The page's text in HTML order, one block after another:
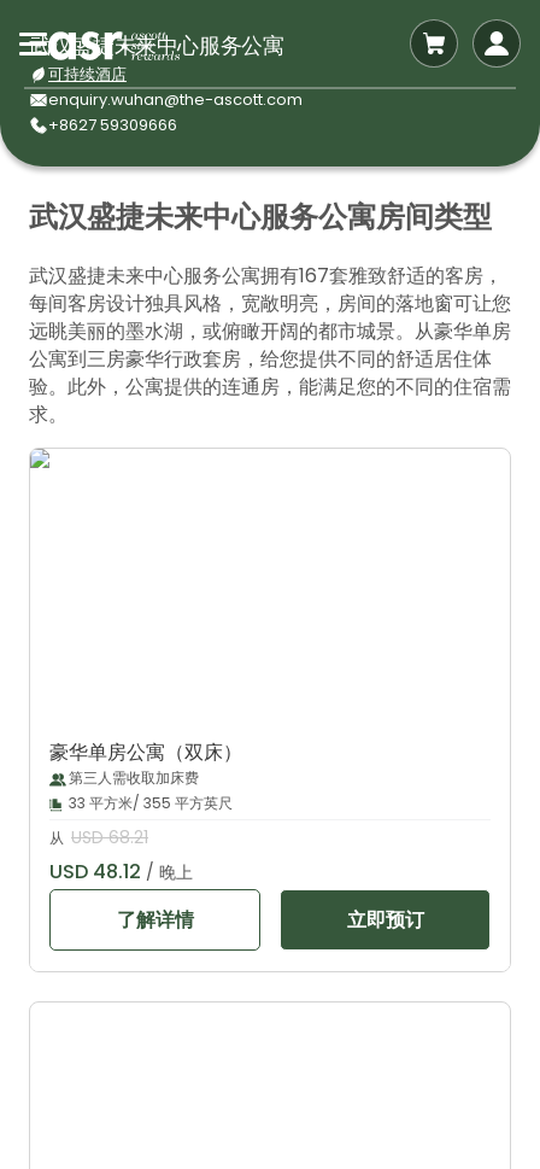
武汉盛捷未来中心服务公寓
可持续酒店
enquiry.wuhan@the-ascott.com
+8627 59309666
武汉盛捷未来中心服务公寓房间类型
武汉盛捷未来中心服务公寓拥有167套雅致舒适的客房，
每间客房设计独具风格，宽敞明亮，房间的落地窗可让您
远眺美丽的墨水湖，或俯瞰开阔的都市城景。从豪华单房
公寓到三房豪华行政套房，给您提供不同的舒适居住体
验。此外，公寓提供的连通房，能满足您的不同的住宿需
求。
豪华单房公寓（双床）
第三人需收取加床费
33 平方米/ 355 平方英尺
从 USD 68.21
USD 48.12 / 晚上
了解详情 立即预订